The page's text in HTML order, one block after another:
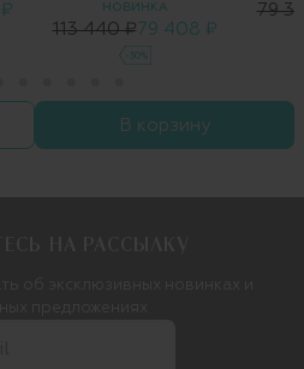
НОВИНКА
113 440 ₽ 79 408 ₽
-30%
79
В корзину